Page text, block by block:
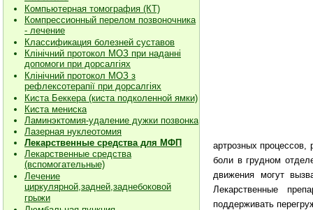
Компьютерная томография (КТ)
Компрессионный перелом позвоночника
- лечение
Классификация болезней суставов
Клiнiчний протокол МОЗ при наданнi
допомоги при дорсалгiях
Клiнiчний протокол МОЗ з
рефлексотерапiї при дорсалгіях
Киста Беккера (киста подколенной ямки)
Киста мениска
Ламинэктомия-удаление дужки позвонка
Лазерная нуклеотомия
Лекарственные средства для МФП
Лекарственные средства
(вспомогательные)
Лечение
циркулярной,задней,заднебоковой
грыжи
артрозных
боли в грудном
движения могут
Лекарственные
поддерживать